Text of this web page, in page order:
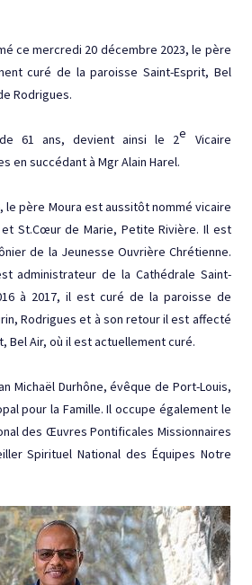
ce mercredi 20 décembre 2023, le père
curé de la paroisse Saint-Esprit, Bel
Rodrigues.
61 ans, devient ainsi le 2e Vicaire
en succédant à Mgr Alain Harel.
le père Moura est aussitôt nommé vicaire
et St.Cœur de Marie, Petite Rivière. Il est
de la Jeunesse Ouvrière Chrétienne.
administrateur de la Cathédrale Saint-
à 2017, il est curé de la paroisse de
Rodrigues et à son retour il est affecté
Bel Air, où il est actuellement curé.
Michaël Durhône, évêque de Port-Louis,
pour la Famille. Il occupe également le
des Œuvres Pontificales Missionnaires
Spirituel National des Équipes Notre